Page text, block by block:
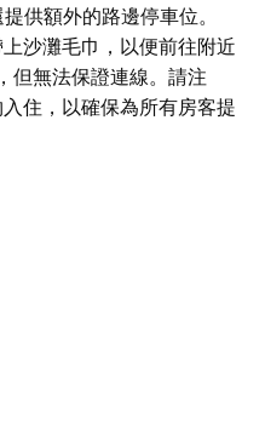
供額外的路邊停車位。
沙灘毛巾，以便前往附近
但無法保證連線。請注
住，以確保為所有房客提
間臥室配有一張大床和電
人床和電視），您將有賓
備齊全的廚房擁有現代化
箱、咖啡機和洗碗機，讓